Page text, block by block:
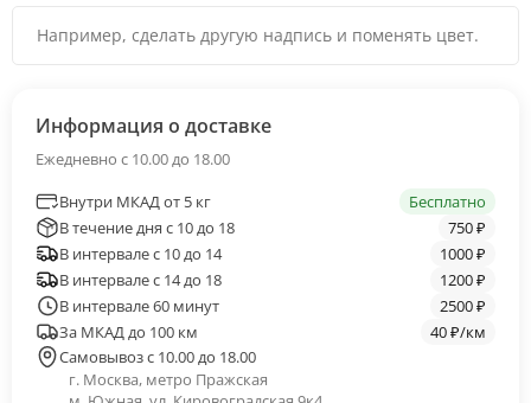
Информация о доставке
Ежедневно с 10.00 до 18.00
Внутри МКАД от 5 кг
Бесплатно
В течение дня с 10 до 18
750 ₽
В интервале с 10 до 14
1000 ₽
В интервале с 14 до 18
1200 ₽
В интервале 60 минут
2500 ₽
За МКАД до 100 км
40 ₽/км
Самовывоз с 10.00 до 18.00
г. Москва, метро Пражская